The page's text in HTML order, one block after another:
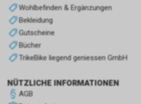
Wohlbefinden & Ergänzungen
Bekleidung
Gutscheine
Bücher
TrikeBike liegend geniessen GmbH
NÜTZLICHE INFORMATIONEN
AGB